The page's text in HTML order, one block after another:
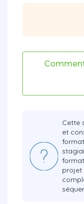
Cette
et
projet